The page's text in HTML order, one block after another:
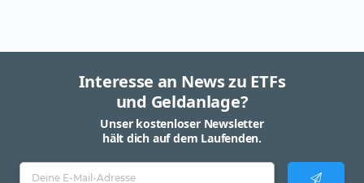
Interesse an News zu ETFs
und Geldanlage?
Unser kostenloser Newsletter
hält dich auf dem Laufenden.